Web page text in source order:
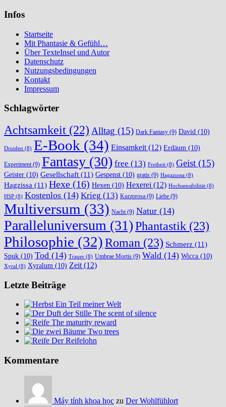
Infos
Startseite
Mit Phantasie & Gefühl…
Über TexteInsel und Autor
Datenschutz
Nutzungsbedingungen
Kontakt
Impressum
Schlagwörter
Achtsamkeit (22) Alltag (15) Dark Fantasy (9) David (10)
Druiden (8) E-Book (34) Einsamkeit (12) Erdäum (10)
Experiment(9) Fantasy (30) free (13) Freiheit (8) Geist (15)
Geister (10) Gesellschaft (11) Gespenst (10) gratis (9) Hagazussa (8)
Hagzissa (11) Hexe (16) Hexen (10) Hexerei (12) Hochsensibilität (8)
HSP (8) Kostenlos (14) Krieg (13) Kurzprosa (9) Liebe (9)
Multiversum (33) Nacht(9) Natur (14)
Paralleluniversum (31)Phantastik (23)
Philosophie (32)Roman (23) Schmerz (11)
Spuk (10) Tod (14) Trauer (8) Umbrae Mortis (9) Wald (14) Wicca (10)
Xyral (8) Xyralum (10) Zeit (12)
Letzte Beiträge
Ein Teil meiner Welt
The scent of silence
The maturity reward
Two trees
Der Reifelohn
Kommentare
Máy tính khoa học zu Der Wohlfühlort